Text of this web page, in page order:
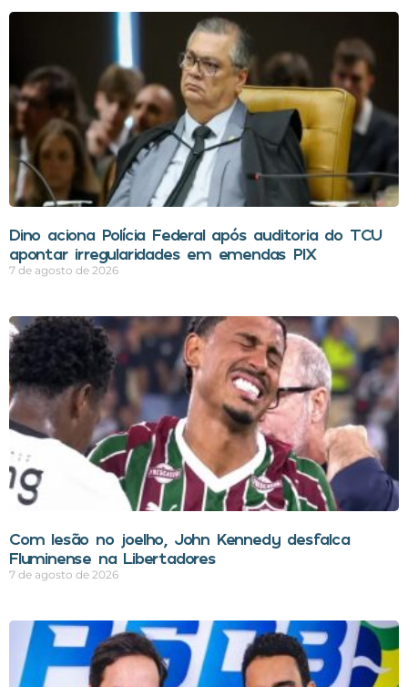
Dino aciona Polícia Federal após auditoria do TCU
apontar irregularidades em emendas PIX
7 de agosto de 2026
Com lesão no joelho, John Kennedy desfalca
Fluminense na Libertadores
7 de agosto de 2026